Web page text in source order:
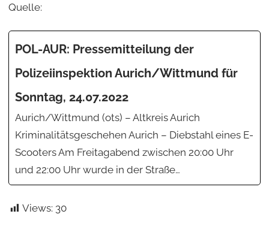
Quelle:
POL-AUR: Pressemitteilung der
Polizeiinspektion Aurich/Wittmund für
Sonntag, 24.07.2022
Aurich/Wittmund (ots) – Altkreis Aurich
Kriminalitätsgeschehen Aurich – Diebstahl eines E-
Scooters Am Freitagabend zwischen 20:00 Uhr
und 22:00 Uhr wurde in der Straße…
Views: 30